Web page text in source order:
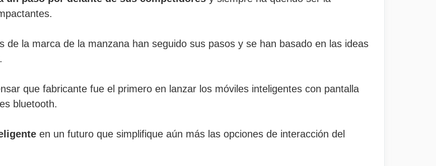
de la marca de la manzana han seguido sus pasos y se han basado en las ideas
que fabricante fue el primero en lanzar los móviles inteligentes con pantalla
bluetooth.
en un futuro que simplifique aún más las opciones de interacción del